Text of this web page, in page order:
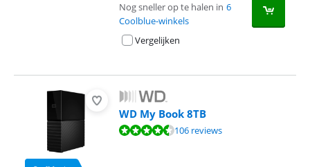
Nog sneller op te halen in 6
Coolblue-winkels
Vergelijken
WD My Book 8TB
Beoordeling is 8,6 van de 10, gebaseerd op 106 reviews.
106 reviews